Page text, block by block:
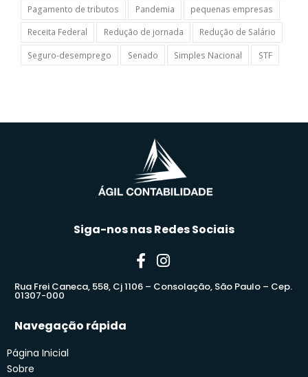
Pagamento de tributos
Pandemia
pequenas empresas
Receita Federal
Redução de jornada
Redução de Salário
Seguro-desemprego
Senado Simples Nacional STF
Siga-nos nas Redes Sociais
Rua Frei Caneca, 558, Cj 1106 – Consolação, São Paulo – Cep.
01307-000
Navegação rápida
Página Inicial
Sobre